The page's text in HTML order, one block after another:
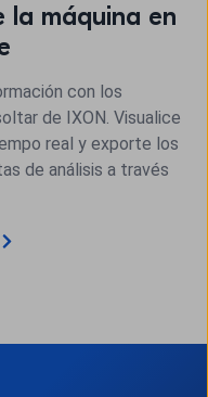
la máquina en
con los
de IXON. Visualice
real y exporte los
de análisis a través